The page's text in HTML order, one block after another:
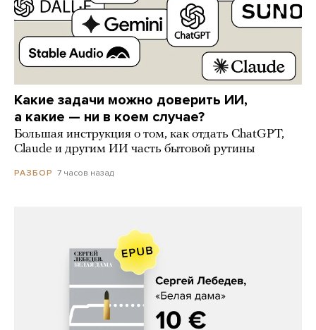
Какие задачи можно доверить ИИ,
а какие — ни в коем случае?
Большая инструкция о том, как отдать ChatGPT,
Claude и другим ИИ часть бытовой рутины
РАЗБОР 7 часов назад